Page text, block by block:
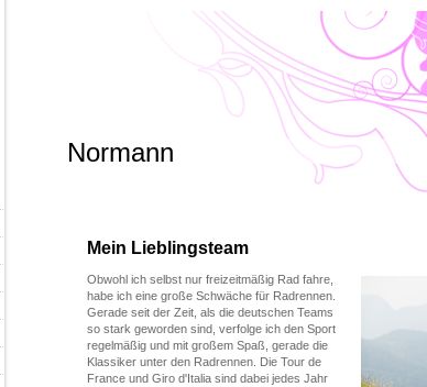
Normann
Mein Lieblingsteam
Obwohl ich selbst nur freizeitmäßig Rad fahre,
habe ich eine große Schwäche für Radrennen.
Gerade seit der Zeit, als die deutschen Teams
so stark geworden sind, verfolge ich den Sport
regelmäßig und mit großem Spaß, gerade die
Klassiker unter den Radrennen. Die Tour de
France und Giro d'Italia sind dabei jedes Jahr